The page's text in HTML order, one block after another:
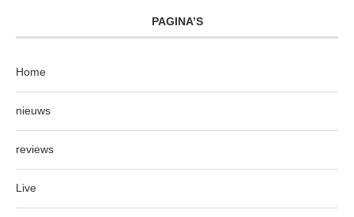
PAGINA’S
Home
nieuws
reviews
Live